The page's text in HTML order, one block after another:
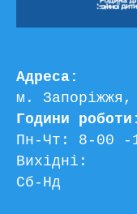
Адреса:
м.
Години роботи:
Пн-Чт: 8-00 -
Вихідні:
Сб-Нд